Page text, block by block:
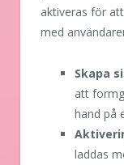
aktiveras för
med
Skapa
att
hand på
laddas